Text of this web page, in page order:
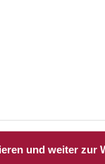
und weiter zur